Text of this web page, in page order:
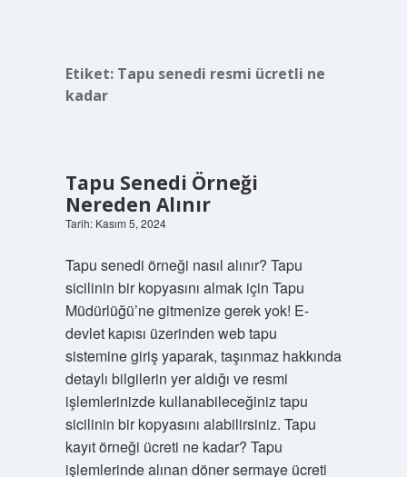
Etiket: Tapu senedi resmi ücretli ne
kadar
Tapu Senedi Örneği
Nereden Alınır
Tarih: Kasım 5, 2024
Tapu senedi örneği nasıl alınır? Tapu
sicilinin bir kopyasını almak için Tapu
Müdürlüğü’ne gitmenize gerek yok! E-
devlet kapısı üzerinden web tapu
sistemine giriş yaparak, taşınmaz hakkında
detaylı bilgilerin yer aldığı ve resmi
işlemlerinizde kullanabileceğiniz tapu
sicilinin bir kopyasını alabilirsiniz. Tapu
kayıt örneği ücreti ne kadar? Tapu
işlemlerinde alınan döner sermaye ücreti